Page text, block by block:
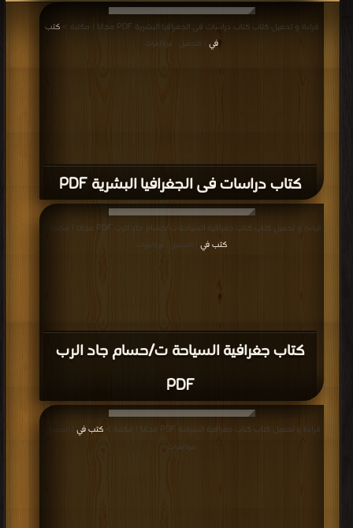
كتاب دراسات فى الجغرافيا البشرية PDF
قراءة و تحميل كتاب كتاب دراسات فى الجغرافيا البشرية PDF مجانا | مكتبة >
كتب
في
| التحميل : مرة/مرات
كتاب جغرافية السياحة ت/حسام جاد الرب
PDF
قراءة و تحميل كتاب كتاب جغرافية السياحة ت/حسام جاد الرب PDF مجانا | مكتبة >
كتب في
| التحميل : مرة/مرات
قراءة و تحميل كتاب كتاب جغرافية السياحة PDF مجانا | مكتبة > كتب في
| التحميل :
مرة/مرات